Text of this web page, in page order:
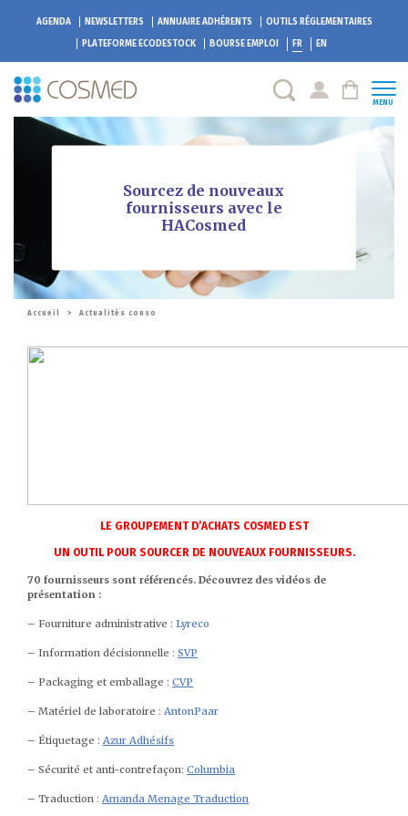
AGENDA NEWSLETTERS ANNUAIRE ADHÉRENTS
OUTILS RÉGLEMENTAIRES
PLATEFORME ECODESTOCK BOURSE EMPLOI FR EN
MENU
Sourcez de nouveaux
fournisseurs avec le
HACosmed
Accueil > Actualités conso
LE GROUPEMENT D’ACHATS COSMED EST
UN OUTIL POUR SOURCER DE NOUVEAUX FOURNISSEURS.
70 fournisseurs sont référencés. Découvrez des vidéos de
présentation :
– Fourniture administrative : Lyreco
– Information décisionnelle : SVP
– Packaging et emballage : CVP
– Matériel de laboratoire : AntonPaar
– Étiquetage : Azur Adhésifs
– Sécurité et anti-contrefaçon: Columbia
– Traduction : Amanda Menage Traduction